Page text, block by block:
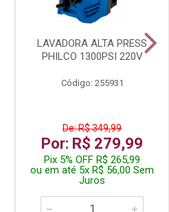
LAVADORA ALTA PRESS
PHILCO 1300PSI 220V
Código: 255931
De: R$ 349,99
Por: R$ 279,99
Pix 5% OFF R$ 265,99
ou em até 5x R$ 56,00 Sem
Juros